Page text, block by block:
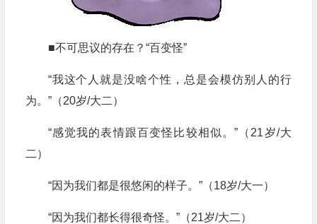
■不可思议的存在？“百变怪”
“我这个人就是没啥个性，总是会模仿别人的行
为。”（20岁/大二）
“感觉我的表情跟百变怪比较相似。”（21岁/大
二）
“因为我们都是很悠闲的样子。”（18岁/大一）
“因为我们都长得很奇怪。”（21岁/大二）